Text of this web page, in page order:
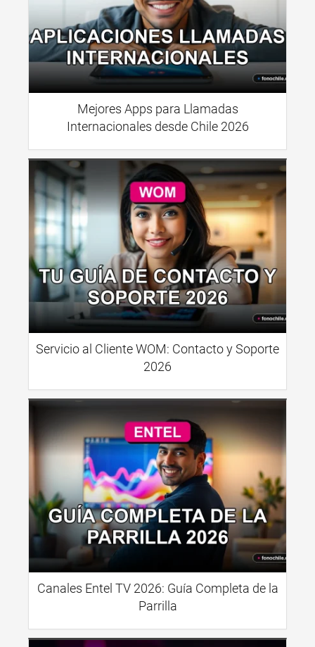
Mejores Apps para Llamadas
Internacionales desde Chile 2026
Servicio al Cliente WOM: Contacto y Soporte
2026
Canales Entel TV 2026: Guía Completa de la
Parrilla